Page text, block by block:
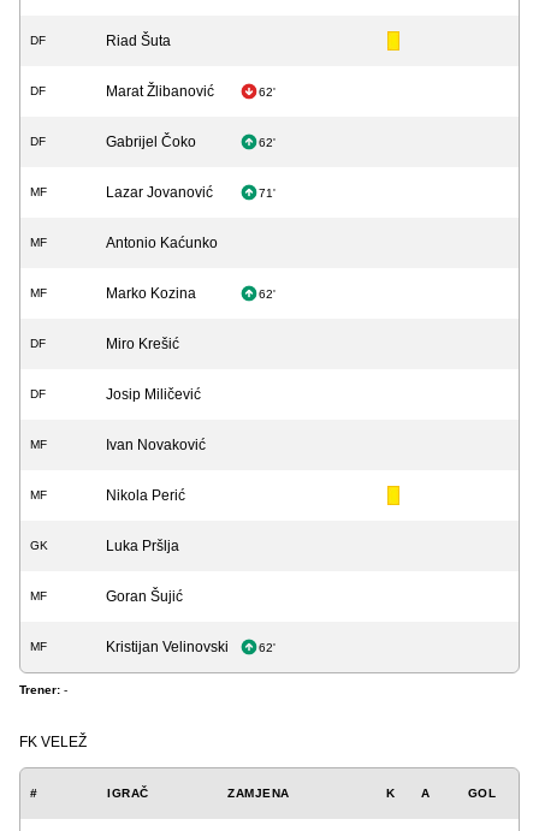
DF Riad Šuta
DF Marat Žlibanović 62'
DF Gabrijel Čoko 62'
MF Lazar Jovanović 71'
MF Antonio Kaćunko
MF Marko Kozina 62'
DF Miro Krešić
DF Josip Miličević
MF Ivan Novaković
MF Nikola Perić
GK Luka Pršlja
MF Goran Šujić
MF Kristijan Velinovski 62'
Trener: -
FK VELEŽ
# IGRAČ ZAMJENA K A GOL